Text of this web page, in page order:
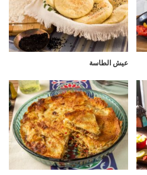
عيش الطاسة